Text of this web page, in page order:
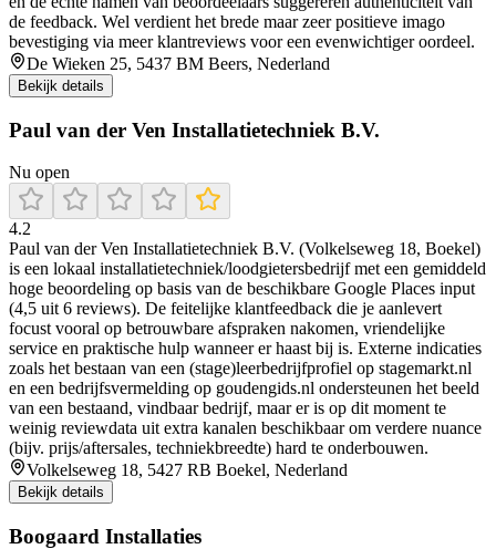
de feedback. Wel verdient het brede maar zeer positieve imago
bevestiging via meer klantreviews voor een evenwichtiger oordeel.
De Wieken 25, 5437 BM Beers, Nederland
Bekijk details
Paul van der Ven Installatietechniek B.V.
Nu open
4.2
Paul van der Ven Installatietechniek B.V. (Volkelseweg 18, Boekel)
is een lokaal installatietechniek/loodgietersbedrijf met een gemiddeld
hoge beoordeling op basis van de beschikbare Google Places input
(4,5 uit 6 reviews). De feitelijke klantfeedback die je aanlevert
focust vooral op betrouwbare afspraken nakomen, vriendelijke
service en praktische hulp wanneer er haast bij is. Externe indicaties
zoals het bestaan van een (stage)leerbedrijfprofiel op stagemarkt.nl
en een bedrijfsvermelding op goudengids.nl ondersteunen het beeld
van een bestaand, vindbaar bedrijf, maar er is op dit moment te
weinig reviewdata uit extra kanalen beschikbaar om verdere nuance
(bijv. prijs/aftersales, techniekbreedte) hard te onderbouwen.
Volkelseweg 18, 5427 RB Boekel, Nederland
Bekijk details
Boogaard Installaties